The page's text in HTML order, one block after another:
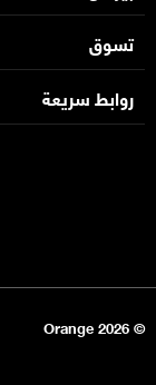
تسوق
روابط سريعة
© Orange 2026